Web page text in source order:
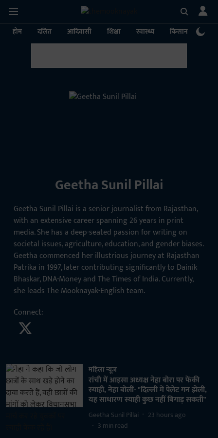
होम दलित आदिवासी शिक्षा स्वास्थ्य किसान
Geetha Sunil Pillai
Geetha Sunil Pillai is a senior journalist from Rajasthan,
with an extensive career spanning 26 years in print
media. She has a deep-seated passion for writing on
societal issues, agriculture, education, and gender biases.
Geetha commenced her illustrious journey at Rajasthan
Patrika in 1997, later contributing significantly to Dainik
Bhaskar, DNA-Money and The Times of India. Currently,
she leads The Mooknayak-English team.
Connect:
महिला न्यूज़
रांची में आइसा अध्यक्ष नेहा बोरा पर फेंकी
स्याही, नेहा बोलीं- "दिल्ली में पेलेट गन झेली,
यह साधारण स्याही कुछ नहीं बिगाड़ सकती"
Geetha Sunil Pillai
23 hours ago
3 min read